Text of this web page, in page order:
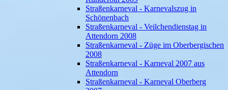
Straßenkarneval - Karnevalszug in
Schönenbach
Straßenkarneval - Veilchendienstag in
Attendorn 2008
Straßenkarneval - Züge im Oberbergischen
2008
Straßenkarneval - Karneval 2007 aus
Attendorn
Straßenkarneval - Karneval Oberberg